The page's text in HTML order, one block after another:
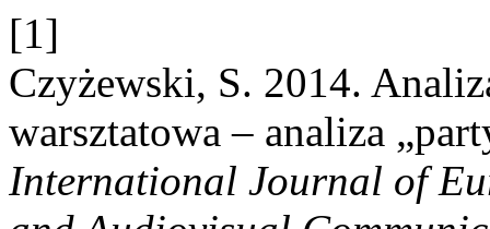
[1]
Czyżewski, S. 2014.
warsztatowa – analiza
International Journal of